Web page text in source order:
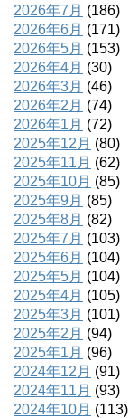
2026年7月 (186)
2026年6月 (171)
2026年5月 (153)
2026年4月 (30)
2026年3月 (46)
2026年2月 (74)
2026年1月 (72)
2025年12月 (80)
2025年11月 (62)
2025年10月 (85)
2025年9月 (85)
2025年8月 (82)
2025年7月 (103)
2025年6月 (104)
2025年5月 (104)
2025年4月 (105)
2025年3月 (101)
2025年2月 (94)
2025年1月 (96)
2024年12月 (91)
2024年11月 (93)
2024年10月 (113)